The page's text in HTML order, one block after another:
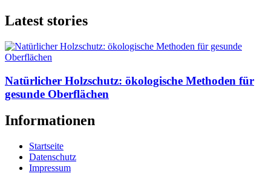
Latest stories
Natürlicher Holzschutz: ökologische Methoden für
gesunde Oberflächen
Informationen
Startseite
Datenschutz
Impressum